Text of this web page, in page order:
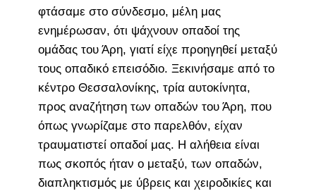
φτάσαμε στο σύνδεσμο, μέλη μας
ενημέρωσαν, ότι ψάχνουν οπαδοί της
ομάδας του Άρη, γιατί είχε προηγηθεί μεταξύ
τους οπαδικό επεισόδιο. Ξεκινήσαμε από το
κέντρο Θεσσαλονίκης, τρία αυτοκίνητα,
προς αναζήτηση των οπαδών του Άρη, που
όπως γνωρίζαμε στο παρελθόν, είχαν
τραυματιστεί οπαδοί μας. Η αλήθεια είναι
πως σκοπός ήταν ο μεταξύ, των οπαδών,
διαπληκτισμός με ύβρεις και χειροδικίες και